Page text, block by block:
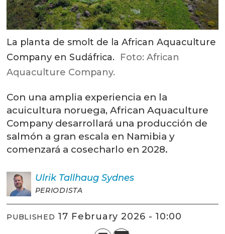
La planta de smolt de la African Aquaculture
Company en Sudáfrica. Foto: African
Aquaculture Company.
Con una amplia experiencia en la
acuicultura noruega, African Aquaculture
Company desarrollará una producción de
salmón a gran escala en Namibia y
comenzará a cosecharlo en 2028.
Ulrik Tallhaug Sydnes
PERIODISTA
PUBLISHED 17 February 2026 - 10:00